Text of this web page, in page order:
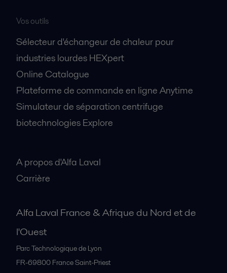
Vos outils
Sélecteur d'échangeur de chaleur pour
industries lourdes HEXpert
Online Catalogue
Plateforme de commande en ligne Anytime
Simulateur de séparation centrifuge
biotechnologies Explore
A propos d'Alfa Laval
Carrière
Alfa Laval France & Afrique du Nord et de
l'Ouest
Parc Technologique de Lyon
FR-69800 France Saint-Priest